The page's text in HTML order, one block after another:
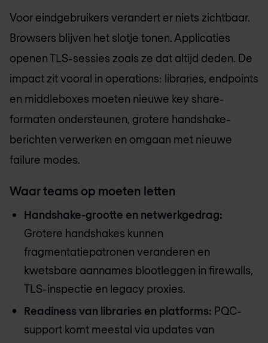
Voor eindgebruikers verandert er niets zichtbaar.
Browsers blijven het slotje tonen. Applicaties
openen TLS-sessies zoals ze dat altijd deden. De
impact zit vooral in operations: libraries, endpoints
en middleboxes moeten nieuwe key share-
formaten ondersteunen, grotere handshake-
berichten verwerken en omgaan met nieuwe
failure modes.
Waar teams op moeten letten
Handshake-grootte en netwerkgedrag:
Grotere handshakes kunnen
fragmentatiepatronen veranderen en
kwetsbare aannames blootleggen in firewalls,
TLS-inspectie en legacy proxies.
Readiness van libraries en platforms: PQC-
support komt meestal via updates van